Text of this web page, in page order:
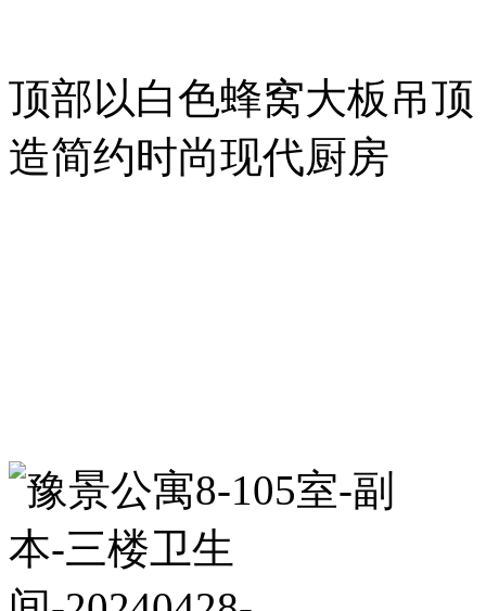
顶部以白色蜂窝大板吊
造简约时尚现代厨房